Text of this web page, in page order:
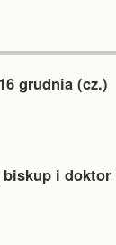
16 grudnia (cz.)
i doktor